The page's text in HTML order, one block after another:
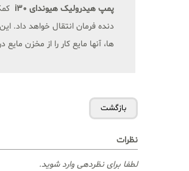
پمپ هیدرولیک هیوندای i30
دنده فرمان انتقال خواهد
ها، آنها مایع کار را از مخزن
نظرات
لطفا برای نظردهی وارد شوید.